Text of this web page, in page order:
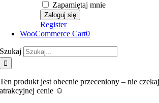
Zapamiętaj mnie
Register
WooCommerce Cart0
Szukaj
Ten produkt jest obecnie przeceniony – nie
atrakcyjnej cenie ☺️